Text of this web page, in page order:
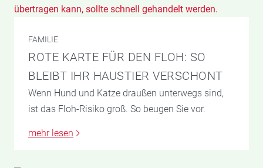
FAMILIE
ROTE KARTE FÜR DEN FLOH: SO
BLEIBT IHR HAUSTIER VERSCHONT
Wenn Hund und Katze draußen unterwegs sind,
ist das Floh-Risiko groß. So beugen Sie vor.
mehr lesen